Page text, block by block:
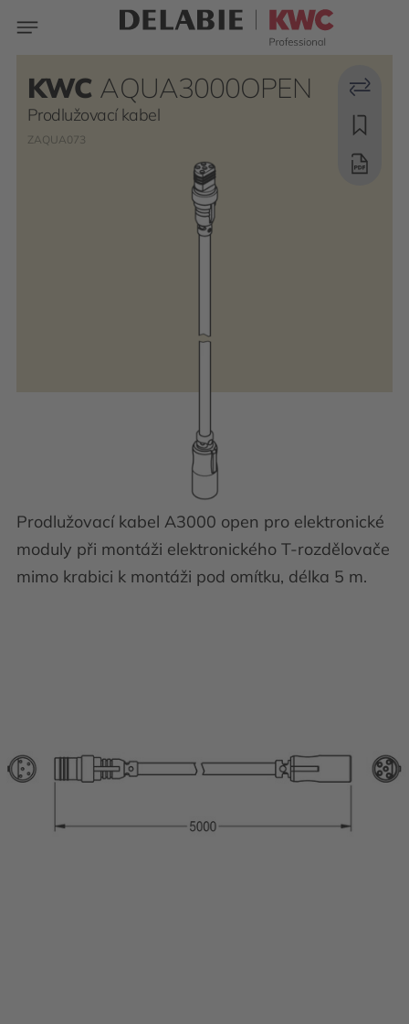
KWC AQUA3000OPEN
Prodlužovací kabel
ZAQUA073
Prodlužovací kabel A3000 open pro elektronické
moduly při montáži elektronického T-rozdělovače
mimo krabici k montáži pod omítku, délka 5 m.